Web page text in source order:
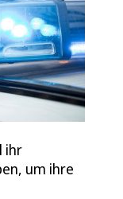
ihr
um ihre